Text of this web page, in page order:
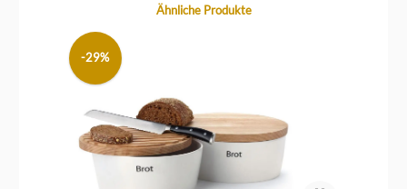
Produktgalerie überspringenÄhnliche Produkte
-29%